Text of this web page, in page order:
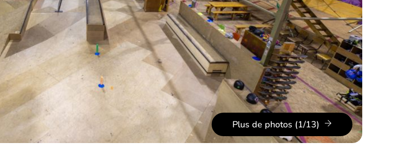
Plus de photos (1/13)